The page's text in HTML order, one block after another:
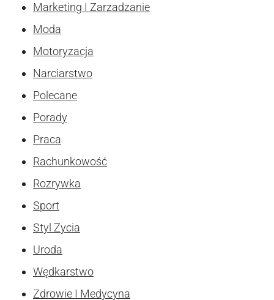
Marketing I Zarzadzanie
Moda
Motoryzacja
Narciarstwo
Polecane
Porady
Praca
Rachunkowość
Rozrywka
Sport
Styl Zycia
Uroda
Wędkarstwo
Zdrowie I Medycyna